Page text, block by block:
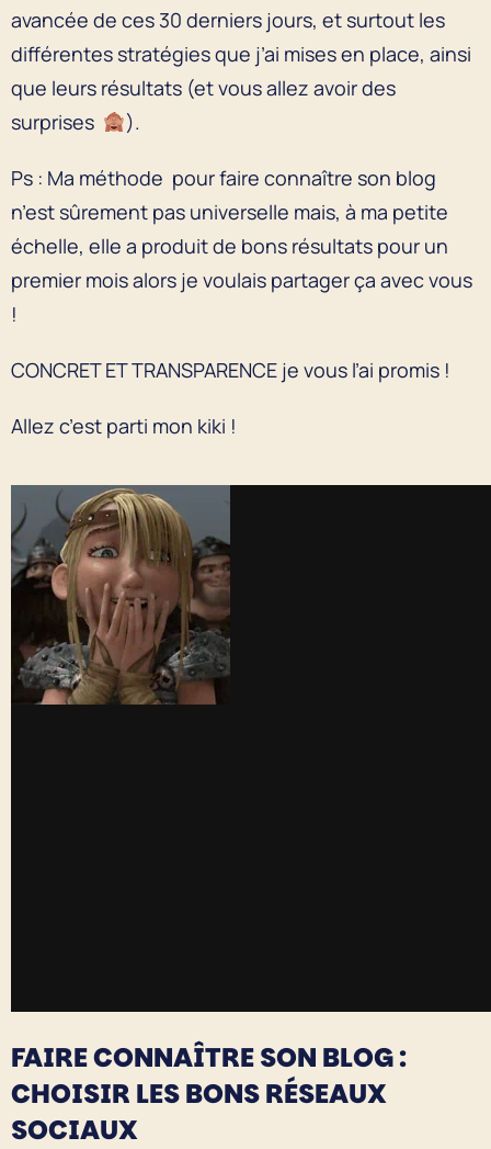
avancée de ces 30 derniers jours, et surtout les
différentes stratégies que j’ai mises en place, ainsi
que leurs résultats (et vous allez avoir des
surprises
).
Ps : Ma méthode pour faire connaître son blog
n’est sûrement pas universelle mais, à ma petite
échelle, elle a produit de bons résultats pour un
premier mois alors je voulais partager ça avec vous
!
CONCRET ET TRANSPARENCE je vous l’ai promis !
Allez c’est parti mon kiki !
FAIRE CONNAÎTRE SON BLOG :
CHOISIR LES BONS RÉSEAUX
SOCIAUX